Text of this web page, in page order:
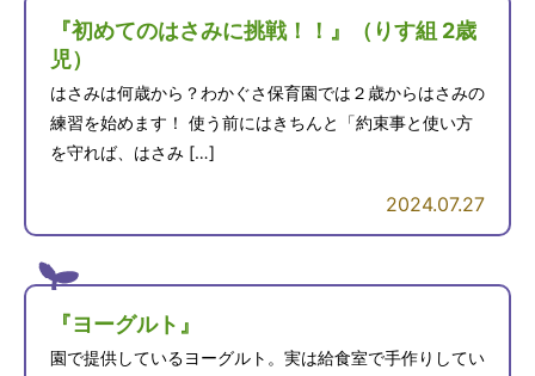
『初めてのはさみに挑戦！！』（りす組 2歳
児）
はさみは何歳から？わかぐさ保育園では２歳からはさみの
練習を始めます！ 使う前にはきちんと「約束事と使い方
を守れば、はさみ […]
2024.07.27
『ヨーグルト』
園で提供しているヨーグルト。実は給食室で手作りしてい